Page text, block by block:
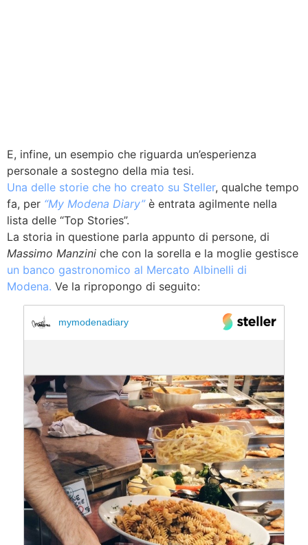
E, infine, un esempio che riguarda un’esperienza
personale a sostegno della mia tesi.
Una delle storie che ho creato su Steller, qualche tempo
fa, per “My Modena Diary”è entrata agilmente nella
lista delle “Top Stories”.
La storia in questione parla appunto di persone, di
Massimo Manzini che con la sorella e la moglie gestisce
un banco gastronomico al Mercato Albinelli di
Modena. Ve la ripropongo di seguito:
mymodenadiary